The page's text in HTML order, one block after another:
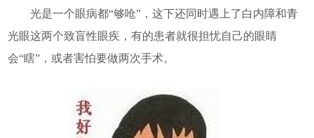
光是一个眼病都“够呛”，这下还同时遇上了白内障和青
光眼这两个致盲性眼疾，有的患者就很担忧自己的眼睛
会“瞎”，或者害怕要做两次手术。